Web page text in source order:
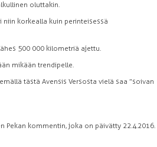
oluttakin.
korkealla kuin perinteisessä
500 000 kilometriä ajettu.
mikään trendipelle.
tästä Avensis Versosta vielä saa ”soivan
kommentin, joka on päivätty 22.4.2016.